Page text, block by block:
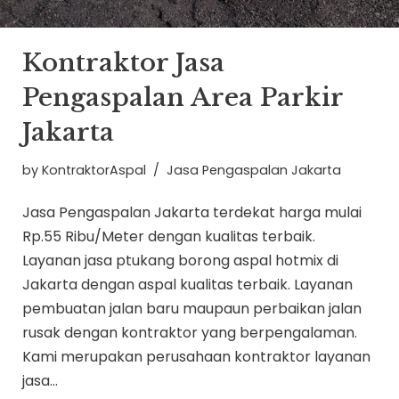
Kontraktor Jasa
Pengaspalan Area Parkir
Jakarta
by KontraktorAspal Jasa Pengaspalan Jakarta
Jasa Pengaspalan Jakarta terdekat harga mulai
Rp.55 Ribu/Meter dengan kualitas terbaik.
Layanan jasa ptukang borong aspal hotmix di
Jakarta dengan aspal kualitas terbaik. Layanan
pembuatan jalan baru maupaun perbaikan jalan
rusak dengan kontraktor yang berpengalaman.
Kami merupakan perusahaan kontraktor layanan
jasa…